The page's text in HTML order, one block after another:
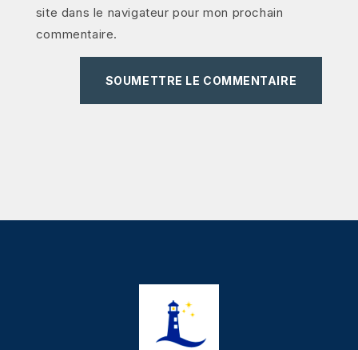
site dans le navigateur pour mon prochain
commentaire.
SOUMETTRE LE COMMENTAIRE